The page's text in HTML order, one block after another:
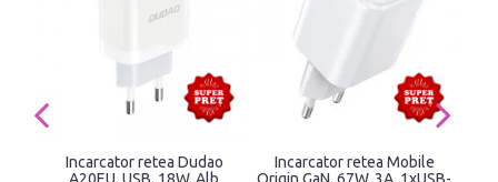
Incarcator retea Dudao
Incarcator retea Mobile